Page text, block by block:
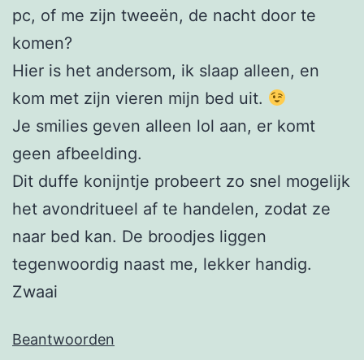
pc, of me zijn tweeën, de nacht door te
komen?
Hier is het andersom, ik slaap alleen, en
kom met zijn vieren mijn bed uit.
Je smilies geven alleen lol aan, er komt
geen afbeelding.
Dit duffe konijntje probeert zo snel mogelijk
het avondritueel af te handelen, zodat ze
naar bed kan. De broodjes liggen
tegenwoordig naast me, lekker handig.
Zwaai
Beantwoorden